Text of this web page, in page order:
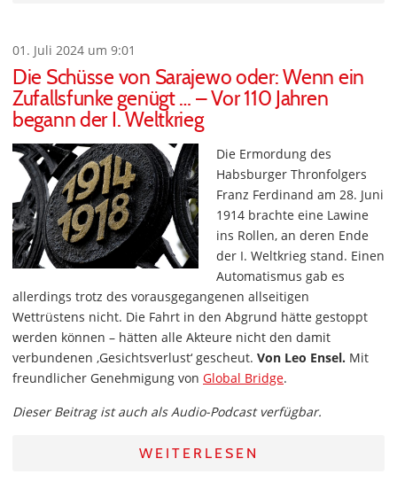
01. Juli 2024 um 9:01
Die Schüsse von Sarajewo oder: Wenn ein
Zufallsfunke genügt … – Vor 110 Jahren
begann der I. Weltkrieg
Die Ermordung des
Habsburger Thronfolgers
Franz Ferdinand am 28. Juni
1914 brachte eine Lawine
ins Rollen, an deren Ende
der I. Weltkrieg stand. Einen
Automatismus gab es
allerdings trotz des vorausgegangenen allseitigen
Wettrüstens nicht. Die Fahrt in den Abgrund hätte gestoppt
werden können – hätten alle Akteure nicht den damit
verbundenen ‚Gesichtsverlust‘ gescheut. Von Leo Ensel. Mit
freundlicher Genehmigung von Global Bridge.
Dieser Beitrag ist auch als Audio-Podcast verfügbar.
WEITERLESEN